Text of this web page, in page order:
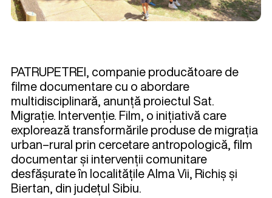
PATRUPETREI, companie producătoare de
filme documentare cu o abordare
multidisciplinară, anunță proiectul Sat.
Migrație. Intervenție. Film, o inițiativă care
explorează transformările produse de migrația
urban–rural prin cercetare antropologică, film
documentar și intervenții comunitare
desfășurate în localitățile Alma Vii, Richiș și
Biertan, din județul Sibiu.